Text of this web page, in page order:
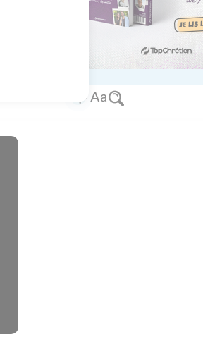
lui qui est le vrai